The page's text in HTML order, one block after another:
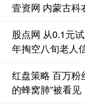
壹资网 内蒙古科
股点网 从0.1元
年掏空八旬老人
红盘策略 百万粉
的蜂窝肺”被看见